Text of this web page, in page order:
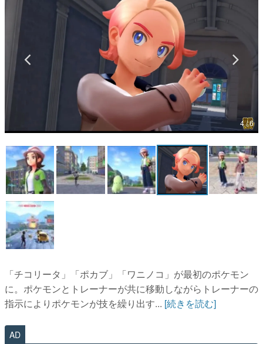
なんでゲームは面白い？
ゲーム開発者・hamatsu氏がゲームの魅力を画面や操作の
具体的な形から解き明かしていく、硬派で骨太な評論連載
ゲームが変えた日本語
「経験値」「裏技」「ラスボス」… ゲームにまつわる言葉
の起源や用法の変遷を、コンピューター文化史研究家・タ
イニーP氏が徹底調査。
カテゴリ
特集記事
マンガ
女性向け
アプリレビュー
その他
運営：株式会社マレ
4 / 6
「チコリータ」「ポカブ」「ワニノコ」が最初のポケモン
に。ポケモンとトレーナーが共に移動しながらトレーナーの
指示によりポケモンが技を繰り出す... [続きを読む]
AD